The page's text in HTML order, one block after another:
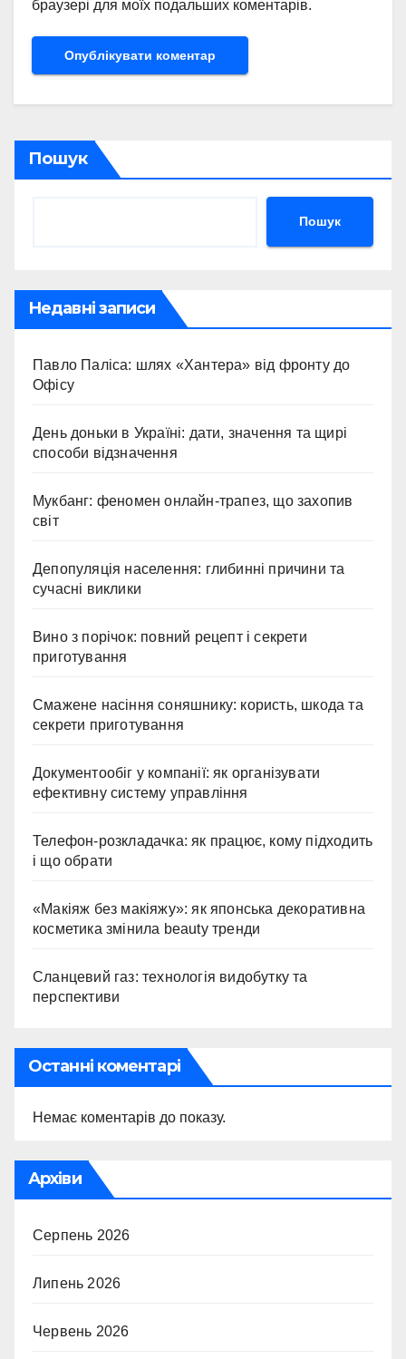
браузері для моїх подальших коментарів.
Пошук
Пошук
Недавні записи
Павло Паліса: шлях «Хантера» від фронту до
Офісу
День доньки в Україні: дати, значення та щирі
способи відзначення
Мукбанг: феномен онлайн-трапез, що захопив
світ
Депопуляція населення: глибинні причини та
сучасні виклики
Вино з порічок: повний рецепт і секрети
приготування
Смажене насіння соняшнику: користь, шкода та
секрети приготування
Документообіг у компанії: як організувати
ефективну систему управління
Телефон-розкладачка: як працює, кому підходить
і що обрати
«Макіяж без макіяжу»: як японська декоративна
косметика змінила beauty тренди
Сланцевий газ: технологія видобутку та
перспективи
Останні коментарі
Немає коментарів до показу.
Архіви
Серпень 2026
Липень 2026
Червень 2026